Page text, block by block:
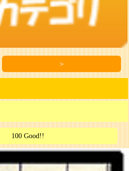
＞
100 Good!!